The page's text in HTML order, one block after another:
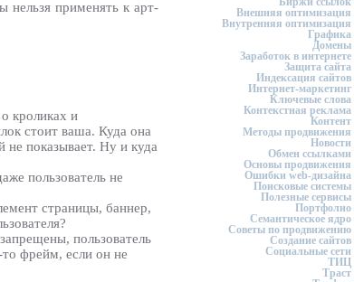
нельзя применять к арт-
кроликах и
стоит ваша. Куда она
не показывает. Ну и куда
пользователь не
страницы, баннер,
пользователь
фрейм, если он не
Внешняя оптимизация
Внутренняя оптимизация
Графика
Домены
Заработок в интернете
Защита сайта
Индексация сайтов
Интернет-маркетинг
Ключевые слова
Контекстная реклама
Контент
Методы продвижения
Новости
Обмен ссылками
Основы продвижения
Ошибки web-дизайна
Поисковые системы
Полезные сервисы
Портфолио
Семантическое ядро
Советы по продвижению
Создание сайтов
Социальные сети
ТИЦ
Траст